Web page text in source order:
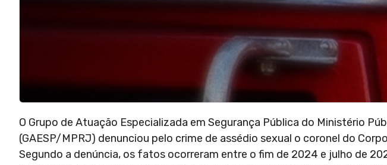
O Grupo de Atuação Especializada em Segurança Pública do Ministério
(GAESP/MPRJ) denunciou pelo crime de assédio sexual o coronel do
Segundo a denúncia, os fatos ocorreram entre o fim de 2024 e julho de